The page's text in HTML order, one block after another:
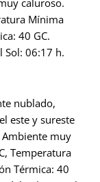
caluroso.
Mínima
40 GC.
Sol: 06:17 h.
nublado,
este y sureste
muy
Temperatura
Térmica: 40